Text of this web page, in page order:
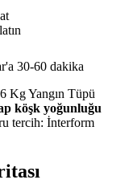
30-60 dakika
Kg Yangın Tüpü
köşk yoğunluğu
tercih: İnterform